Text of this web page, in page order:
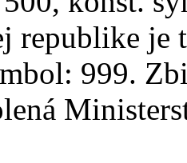
republike je
999.